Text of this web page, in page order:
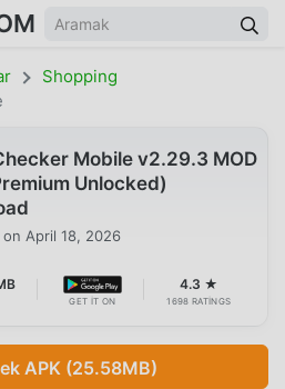
Shopping
Mobile v2.29.3 MOD
Unlocked)
April 18, 2026
GET IT ON
4.3 ★
1698 RATINGS
APK (25.58MB)